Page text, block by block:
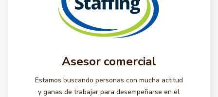
Asesor comercial
Estamos buscando personas con mucha actitud
y ganas de trabajar para desempeñarse en el